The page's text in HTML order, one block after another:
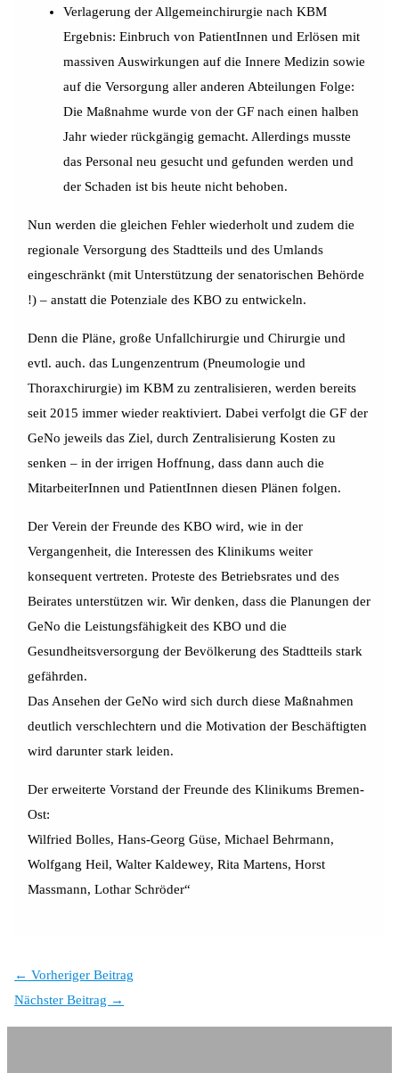
Verlagerung der Allgemeinchirurgie nach KBM
Ergebnis: Einbruch von PatientInnen und Erlösen mit
massiven Auswirkungen auf die Innere Medizin sowie
auf die Versorgung aller anderen Abteilungen Folge:
Die Maßnahme wurde von der GF nach einen halben
Jahr wieder rückgängig gemacht. Allerdings musste
das Personal neu gesucht und gefunden werden und
der Schaden ist bis heute nicht behoben.
Nun werden die gleichen Fehler wiederholt und zudem die
regionale Versorgung des Stadtteils und des Umlands
eingeschränkt (mit Unterstützung der senatorischen Behörde
!) – anstatt die Potenziale des KBO zu entwickeln.
Denn die Pläne, große Unfallchirurgie und Chirurgie und
evtl. auch. das Lungenzentrum (Pneumologie und
Thoraxchirurgie) im KBM zu zentralisieren, werden bereits
seit 2015 immer wieder reaktiviert. Dabei verfolgt die GF der
GeNo jeweils das Ziel, durch Zentralisierung Kosten zu
senken – in der irrigen Hoffnung, dass dann auch die
MitarbeiterInnen und PatientInnen diesen Plänen folgen.
Der Verein der Freunde des KBO wird, wie in der
Vergangenheit, die Interessen des Klinikums weiter
konsequent vertreten. Proteste des Betriebsrates und des
Beirates unterstützen wir. Wir denken, dass die Planungen der
GeNo die Leistungsfähigkeit des KBO und die
Gesundheitsversorgung der Bevölkerung des Stadtteils stark
gefährden.
Das Ansehen der GeNo wird sich durch diese Maßnahmen
deutlich verschlechtern und die Motivation der Beschäftigten
wird darunter stark leiden.
Der erweiterte Vorstand der Freunde des Klinikums Bremen-
Ost:
Wilfried Bolles, Hans-Georg Güse, Michael Behrmann,
Wolfgang Heil, Walter Kaldewey, Rita Martens, Horst
Massmann, Lothar Schröder“
← Vorheriger Beitrag
Nächster Beitrag →